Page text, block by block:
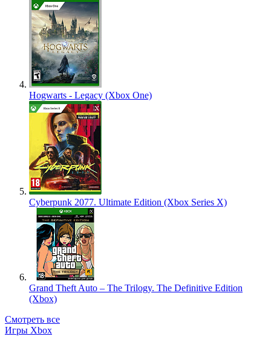
Hogwarts - Legacy (Xbox One)
Cyberpunk 2077. Ultimate Edition (Xbox Series X)
Grand Theft Auto – The Trilogy. The Definitive Edition
(Xbox)
Смотреть все
Игры Xbox